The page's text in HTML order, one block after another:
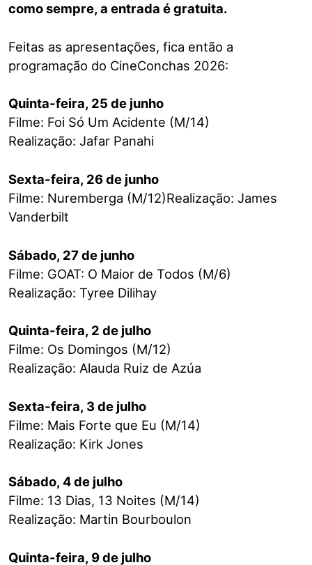
como sempre, a entrada é gratuita.
Feitas as apresentações, fica então a
programação do CineConchas 2026:
Quinta-feira, 25 de junho
Filme: Foi Só Um Acidente (M/14)
Realização: Jafar Panahi
Sexta-feira, 26 de junho
Filme: Nuremberga (M/12)Realização: James
Vanderbilt
Sábado, 27 de junho
Filme: GOAT: O Maior de Todos (M/6)
Realização: Tyree Dilihay
Quinta-feira, 2 de julho
Filme: Os Domingos (M/12)
Realização: Alauda Ruiz de Azúa
Sexta-feira, 3 de julho
Filme: Mais Forte que Eu (M/14)
Realização: Kirk Jones
Sábado, 4 de julho
Filme: 13 Dias, 13 Noites (M/14)
Realização: Martin Bourboulon
Quinta-feira, 9 de julho